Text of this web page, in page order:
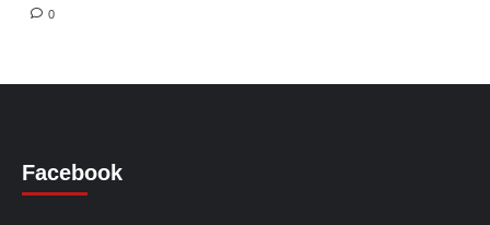
0
Facebook